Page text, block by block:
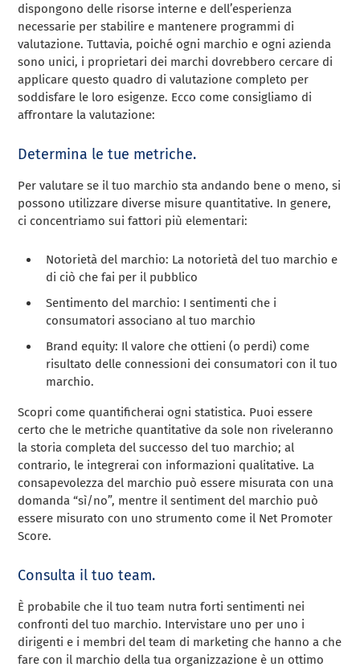
dispongono delle risorse interne e dell’esperienza
necessarie per stabilire e mantenere programmi di
valutazione. Tuttavia, poiché ogni marchio e ogni azienda
sono unici, i proprietari dei marchi dovrebbero cercare di
applicare questo quadro di valutazione completo per
soddisfare le loro esigenze. Ecco come consigliamo di
affrontare la valutazione:
Determina le tue metriche.
Per valutare se il tuo marchio sta andando bene o meno, si
possono utilizzare diverse misure quantitative. In genere,
ci concentriamo sui fattori più elementari:
Notorietà del marchio: La notorietà del tuo marchio e
di ciò che fai per il pubblico
Sentimento del marchio: I sentimenti che i
consumatori associano al tuo marchio
Brand equity: Il valore che ottieni (o perdi) come
risultato delle connessioni dei consumatori con il tuo
marchio.
Scopri come quantificherai ogni statistica. Puoi essere
certo che le metriche quantitative da sole non riveleranno
la storia completa del successo del tuo marchio; al
contrario, le integrerai con informazioni qualitative. La
consapevolezza del marchio può essere misurata con una
domanda “sì/no”, mentre il sentiment del marchio può
essere misurato con uno strumento come il Net Promoter
Score.
Consulta il tuo team.
È probabile che il tuo team nutra forti sentimenti nei
confronti del tuo marchio. Intervistare uno per uno i
dirigenti e i membri del team di marketing che hanno a che
fare con il marchio della tua organizzazione è un ottimo